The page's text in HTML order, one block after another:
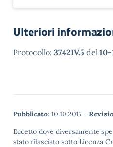
Ulteriori
Protocollo: 3742IV.5 del 10-
Pubblicato: 10.10.2017 -
Eccetto dove diversamente
stato rilasciato sotto Licenza